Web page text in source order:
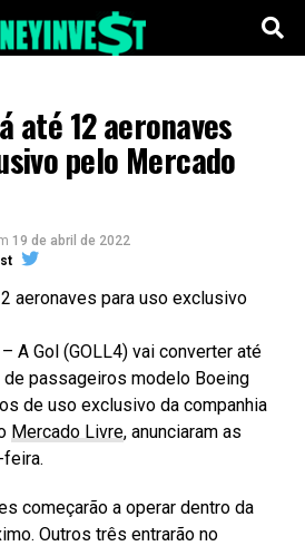
até 12 aeronaves
pelo Mercado
19 de abril de 2022
A Gol (GOLL4) vai converter até
passageiros modelo Boeing
de uso exclusivo da companhia
Mercado Livre, anunciaram as
começarão a operar dentro da
Outros três entrarão no